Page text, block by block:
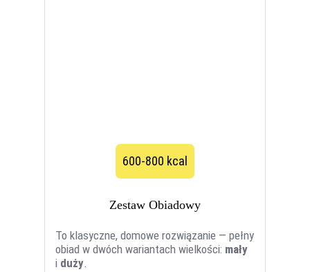
600-800 kcal
Zestaw Obiadowy
To klasyczne, domowe rozwiązanie — pełny
obiad w dwóch wariantach wielkości: mały
i duży.